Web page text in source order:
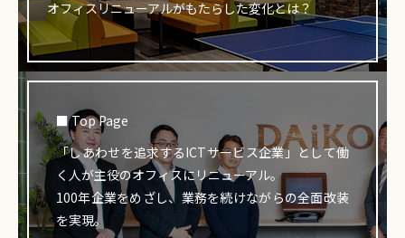
オフィスリニューアルがもたらした変化とは？
■ Top Page
「しあわせを追求するICTサービス企業」として働
く人が主役のオフィスにリニューアル。
100年企業をめざし、業務を続けながらの全面改装
を実現。